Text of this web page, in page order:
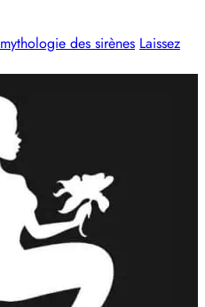
mythologie des sirènes Laissez